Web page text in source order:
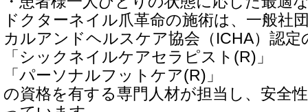
ドクターネイル爪革命の施術は、一般社
カルアンドヘルスケア協会（ICHA）認定
「シックネイルケアセラピスト(R)」
「パーソナルフットケア(R)」
の資格を有する専門人材が担当し、安全